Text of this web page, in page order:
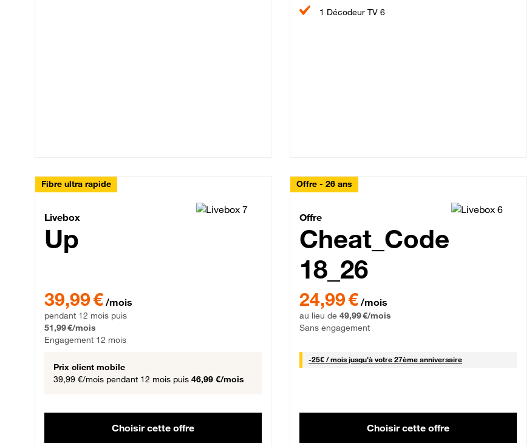
1 Décodeur TV 6
Fibre ultra rapide
Livebox Up Fibre
Livebox
Up
39,99 € /mois
pendant 12 mois puis
51,99 €/mois
Engagement 12 mois
Prix client mobile
39,99 €/mois pendant 12 mois puis 46,99 €/mois
Choisir cette offre
Offre - 26 ans
Cheat_Code Fibre_18_26
Offre
Cheat_Code
18_26
24,99 € /mois
au lieu de 49,99 €/mois
Sans engagement
-25€ / mois25 € par mois
jusqu'à votre 27ème anniversaire
Choisir cette offre